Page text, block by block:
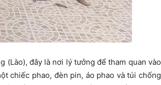
(Lào), đây là nơi lý tưởng để tham quan vào
chiếc phao, đèn pin, áo phao và túi chống